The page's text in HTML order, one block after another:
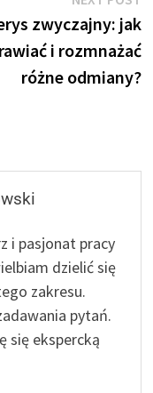
zwyczajny: jak
i rozmnażać
różne odmiany?
i pasjonat pracy
dzielić się
zakresu.
pytań.
się ekspercką